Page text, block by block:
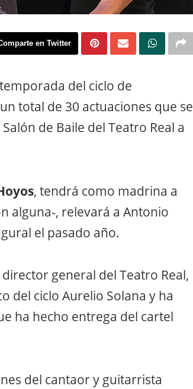
en Twitter
del ciclo de
total de 30 actuaciones que se
de Baile del Teatro Real a
, tendrá como madrina a
alguna-, relevará a Antonio
el pasado año.
general del Teatro Real,
del ciclo Aurelio Solana y ha
ha hecho entrega del cartel
del cantaor y guitarrista